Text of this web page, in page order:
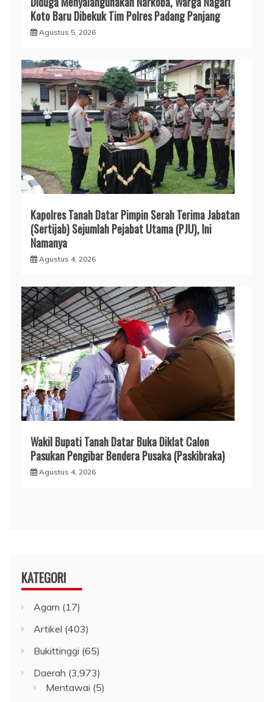
Koto Baru Dibekuk Tim Polres Padang Panjang
Agustus 5, 2026
Kapolres Tanah Datar Pimpin Serah Terima Jabatan
(Sertijab) Sejumlah Pejabat Utama (PJU), Ini
Namanya
Agustus 4, 2026
Wakil Bupati Tanah Datar Buka Diklat Calon
Pasukan Pengibar Bendera Pusaka (Paskibraka)
Agustus 4, 2026
KATEGORI
Agam (17)
Artikel (403)
Bukittinggi (65)
Daerah (3,973)
Mentawai (5)